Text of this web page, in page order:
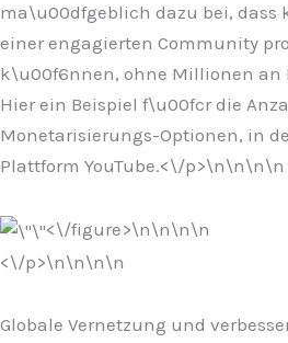
ma\u00dfgeblich dazu bei, dass
einer engagierten Community
k\u00f6nnen, ohne Millionen an
Hier ein Beispiel f\u00fcr die
Monetarisierungs-Optionen, in
Plattform YouTube.<\/p>\n\n\n\n
<\/figure>\n\n\n\n
<\/p>\n\n\n\n
Globale Vernetzung und